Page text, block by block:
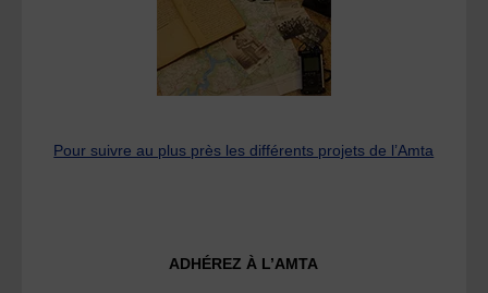
Pour suivre au plus près les différents projets de l’Amta
ADHÉREZ À L’AMTA